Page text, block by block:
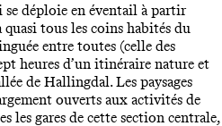
se déploie en éventail à partir
quasi tous les coins habités du
entre toutes (celle des
heures d’un itinéraire nature et
de Hallingdal. Les paysages
ouverts aux activités de
les gares de cette section centrale,